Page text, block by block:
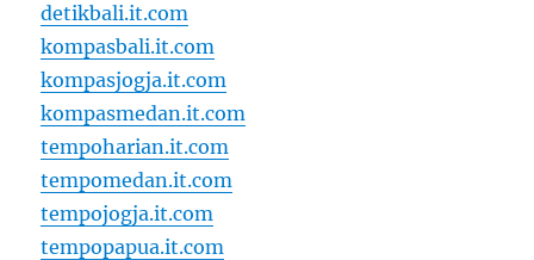
detikbali.it.com
kompasbali.it.com
kompasjogja.it.com
kompasmedan.it.com
tempoharian.it.com
tempomedan.it.com
tempojogja.it.com
tempopapua.it.com